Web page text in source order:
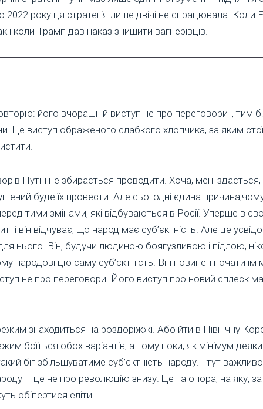
2022 року ця стратегія лише двічі не спрацювала. Коли
і коли Трамп дав наказ знищити вагнерівців.
його вчорашній виступ не про переговори і, тим
Це виступ ображеного слабкого хлопчика, за яким
Путін не збирається проводити. Хоча, мені здається,
буде їх провести. Але сьогодні єдина
тими змінами, які відбуваються в Росії. Уперше в
він відчуває, що народ має суб’єктність. Але це
нього. Він, будучи людиною боягузливою і підлою,
народові цю саму суб’єктність. Він повинен почати їм
не про переговори. Його виступ про новий сплеск
знаходиться на роздоріжжі. Або йти в Північну
боїться обох варіантів, а тому поки, як мінімум
біг збільшуватиме суб’єктність народу. І тут
– це не про революцію знизу. Це та опора, на яку,
обіпертися еліти.